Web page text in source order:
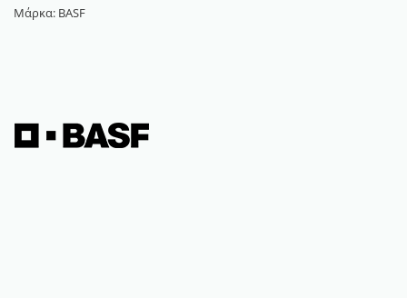
Μάρκα: BASF